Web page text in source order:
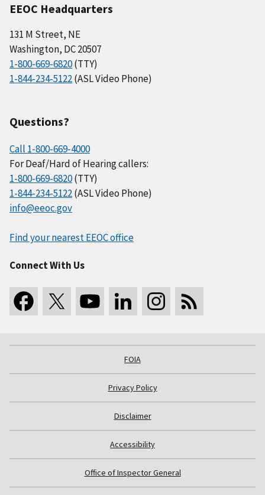
EEOC Headquarters
131 M Street, NE
Washington, DC 20507
1-800-669-6820(TTY)
1-844-234-5122(ASL Video Phone)
Questions?
Call 1-800-669-4000
For Deaf/Hard of Hearing callers:
1-800-669-6820(TTY)
1-844-234-5122(ASL Video Phone)
info@eeoc.gov
Find your nearest EEOC office
Connect With Us
FOIA
Privacy Policy
Disclaimer
Accessibility
Office of Inspector General